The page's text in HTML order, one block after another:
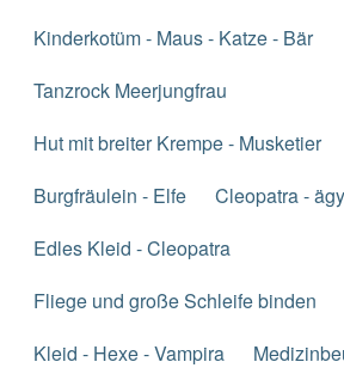
Kinderkotüm - Maus - Katze - Bär
Tanzrock Meerjungfrau
Hut mit breiter Krempe - Musketier
Burgfräulein - Elfe
Cleopatra -
Edles Kleid - Cleopatra
Fliege und große Schleife binden
Kleid - Hexe - Vampira